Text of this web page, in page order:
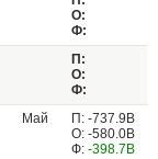
О:
Ф:
П:
О:
Ф:
Май
П: -737.9B
О: -580.0B
Ф: -398.7B